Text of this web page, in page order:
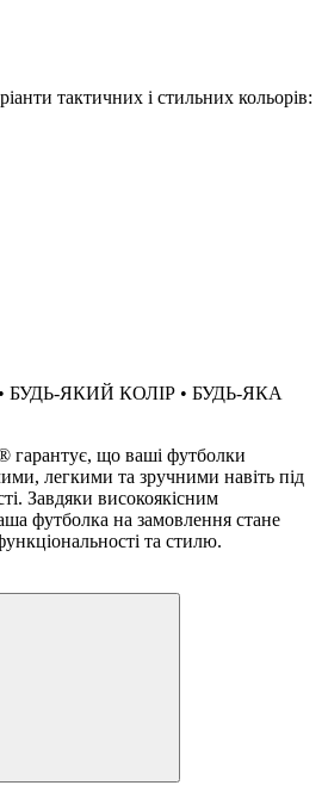
тактичних і стильних кольорів:
ЯКИЙ КОЛІР • БУДЬ-ЯКА
що ваші футболки
легкими та зручними навіть під
Завдяки високоякісним
футболка на замовлення стане
та стилю.